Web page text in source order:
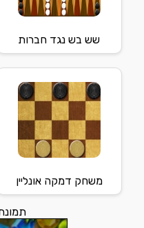
שש בש נגד חברות
משחק דמקה אונליין